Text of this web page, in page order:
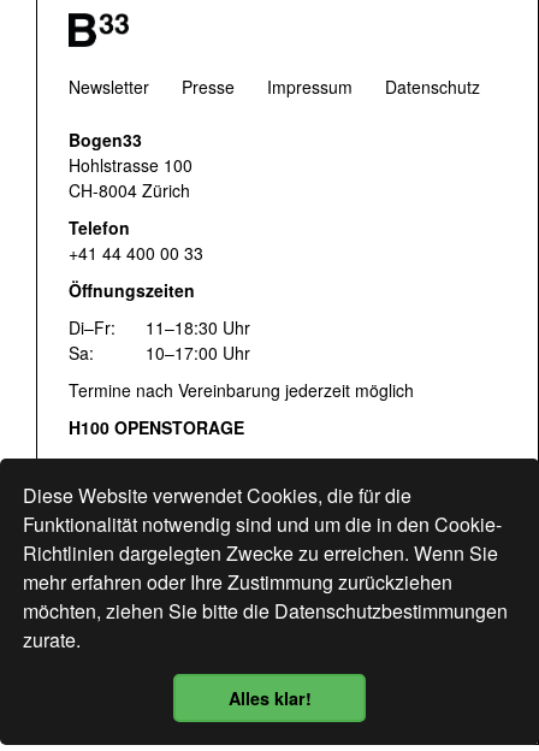
Datenschutzbestimmung
Diese Website verwendet Cookies, die für die
Funktionalität notwendig sind und um die in den Cookie-
Richtlinien dargelegten Zwecke zu erreichen. Wenn Sie
mehr erfahren oder Ihre Zustimmung zurückziehen
möchten, ziehen Sie bitte die Datenschutzbestimmungen
zurate.
Alles klar!
Newsletter Presse Impressum Datenschutz
Bogen33
Hohlstrasse 100
CH-8004 Zürich
Telefon
+41 44 400 00 33
Öffnungszeiten
Di–Fr:
11–18:30 Uhr
Sa:
10–17:00 Uhr
Termine nach Vereinbarung jederzeit möglich
H100 OPENSTORAGE
Fr:
16:00–18:30 Uhr
Sa: 12:00–17:00 Uhr
Hohlstrasse 122
www.bogen33.ch